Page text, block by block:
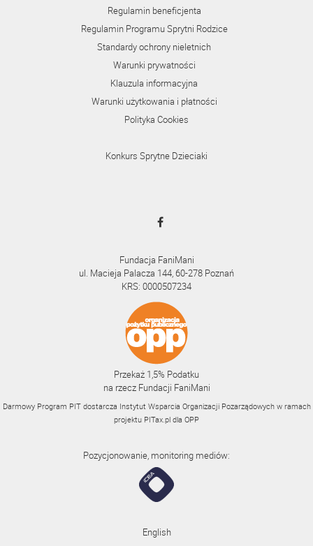
Regulamin beneficjenta
Regulamin Programu Sprytni Rodzice
Standardy ochrony nieletnich
Warunki prywatności
Klauzula informacyjna
Warunki użytkowania i płatności
Polityka Cookies
Konkurs Sprytne Dzieciaki
Fundacja FaniMani
ul. Macieja Palacza 144, 60-278 Poznań
KRS: 0000507234
Przekaż 1,5% Podatku
na rzecz Fundacji FaniMani
Darmowy Program PIT dostarcza Instytut Wsparcia Organizacji Pozarządowych w ramach
projektu PITax.pl dla OPP
Pozycjonowanie, monitoring mediów:
English